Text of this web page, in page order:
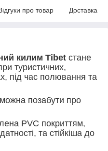
про товар Доставка
килим Tibet стане
туристичних,
під час полювання та
можна позабути про
PVC покриттям,
та стійкіша до